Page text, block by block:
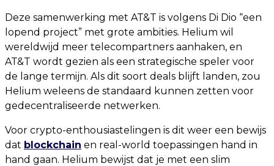
Deze samenwerking met AT&T is volgens Di Dio “een
lopend project” met grote ambities. Helium wil
wereldwijd meer telecompartners aanhaken, en
AT&T wordt gezien als een strategische speler voor
de lange termijn. Als dit soort deals blijft landen, zou
Helium weleens de standaard kunnen zetten voor
gedecentraliseerde netwerken.
Voor crypto-enthousiastelingen is dit weer een bewijs
dat blockchain en real-world toepassingen hand in
hand gaan. Helium bewijst dat je met een slim